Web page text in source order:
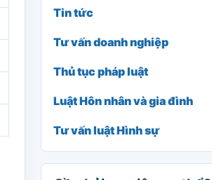
Tin tức
Tư vấn doanh nghiệp
Thủ tục pháp luật
Luật Hôn nhân và gia đình
Tư vấn luật Hình sự